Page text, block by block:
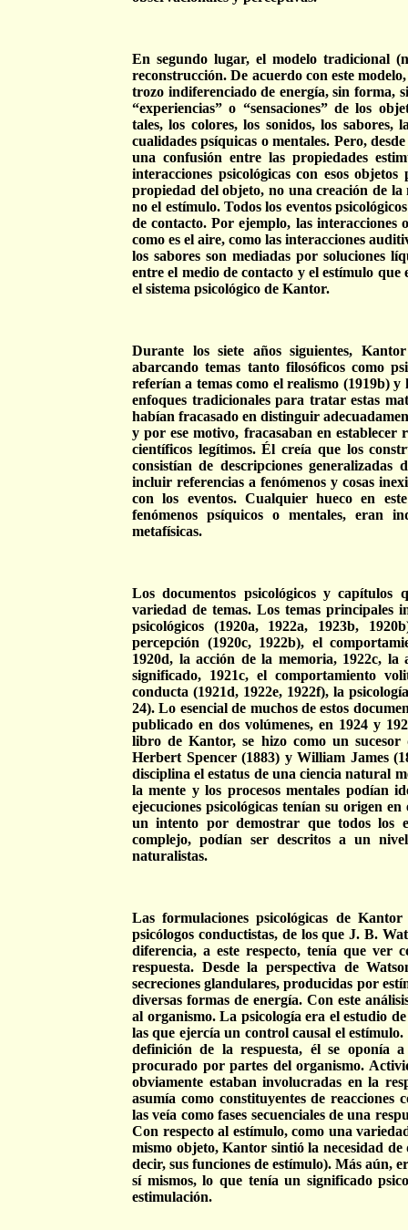
En segundo lugar, el modelo tradicional
reconstrucción. De acuerdo con este
trozo indiferenciado de energía, sin forma,
“experiencias” o “sensaciones” de los
tales, los colores, los sonidos, los sabores,
cualidades psíquicas o mentales. Pero,
una confusión entre las propiedades
interacciones psicológicas con esos
propiedad del objeto, no una creación de la
no el estímulo. Todos los eventos
de contacto. Por ejemplo, las interacciones
como es el aire, como las interacciones
los sabores son mediadas por soluciones
entre el medio de contacto y el estímulo
el sistema psicológico de Kantor.
Durante los siete años siguientes,
abarcando temas tanto filosóficos como
referían a temas como el realismo (1919b)
enfoques tradicionales para tratar estas
habían fracasado en distinguir
y por ese motivo, fracasaban en establecer
científicos legítimos. Él creía que los
consistían de descripciones generalizadas
incluir referencias a fenómenos y cosas
con los eventos. Cualquier hueco en
fenómenos psíquicos o mentales, eran
metafísicas.
Los documentos psicológicos y capítulos
variedad de temas. Los temas principales
psicológicos (1920a, 1922a, 1923b,
percepción (1920c, 1922b), el
1920d, la acción de la memoria, 1922c, la
significado, 1921c, el comportamiento
conducta (1921d, 1922e, 1922f), la
24). Lo esencial de muchos de estos
publicado en dos volúmenes, en 1924 y
libro de Kantor, se hizo como un
Herbert Spencer (1883) y William James
disciplina el estatus de una ciencia natural
la mente y los procesos mentales podían
ejecuciones psicológicas tenían su origen
un intento por demostrar que todos los
complejo, podían ser descritos a un
naturalistas.
Las formulaciones psicológicas de
psicólogos conductistas, de los que J. B.
diferencia, a este respecto, tenía que ver
respuesta. Desde la perspectiva de
secreciones glandulares, producidas por
diversas formas de energía. Con este
al organismo. La psicología era el estudio
las que ejercía un control causal el
definición de la respuesta, él se oponía
procurado por partes del organismo.
obviamente estaban involucradas en la
asumía como constituyentes de reacciones
las veía como fases secuenciales de una
Con respecto al estímulo, como una
mismo objeto, Kantor sintió la necesidad de
decir, sus funciones de estímulo). Más aún,
sí mismos, lo que tenía un significado
estimulación.